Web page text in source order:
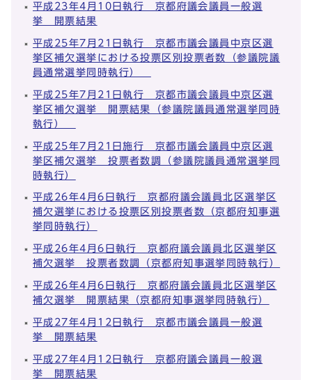
平成23年4月10日執行 京都府議会議員一般選
挙 開票結果
平成25年7月21日執行 京都市議会議員中京区選
挙区補欠選挙における投票区別投票者数（参議院議
員通常選挙同時執行）
平成25年7月21日執行 京都市議会議員中京区選
挙区補欠選挙 開票結果（参議院議員通常選挙同時
執行）
平成25年7月21日施行 京都市議会議員中京区選
挙区補欠選挙 投票者数調（参議院議員通常選挙同
時執行）
平成26年4月6日執行 京都府議会議員北区選挙区
補欠選挙における投票区別投票者数（京都府知事選
挙同時執行）
平成26年4月6日執行 京都府議会議員北区選挙区
補欠選挙 投票者数調（京都府知事選挙同時執行）
平成26年4月6日執行 京都府議会議員北区選挙区
補欠選挙 開票結果（京都府知事選挙同時執行）
平成27年4月12日執行 京都市議会議員一般選
挙 開票結果
平成27年4月12日執行 京都府議会議員一般選
挙 開票結果